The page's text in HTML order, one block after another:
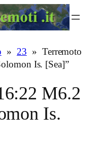
» 23 » Terremoto
Is. [Sea]”
M6.2
Is.